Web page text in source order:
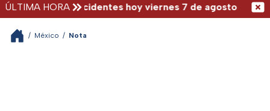
ÚLTIMA HORA
y fuertes accidentes hoy viernes 7 de agosto
/ México / Nota